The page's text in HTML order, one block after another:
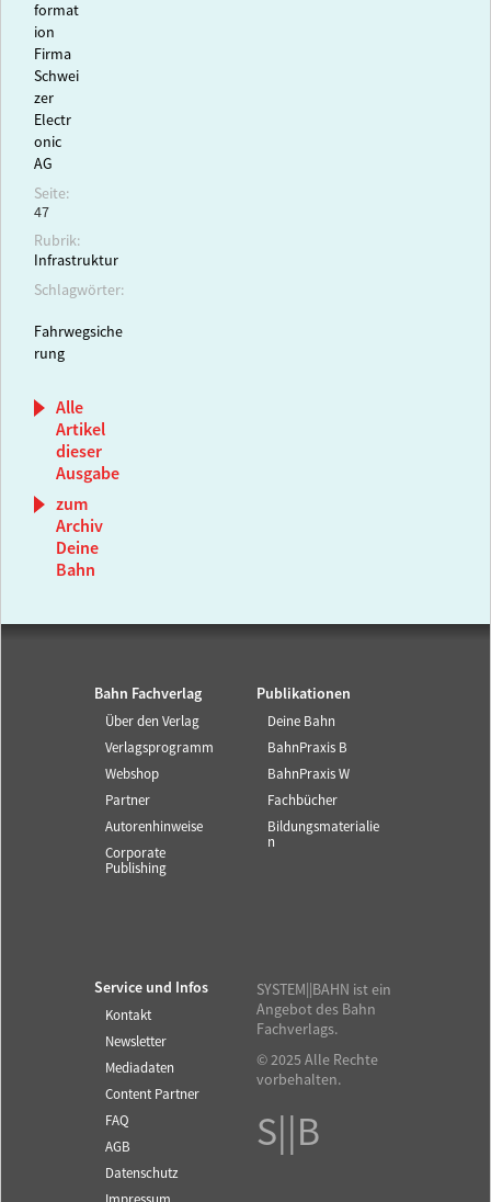
format
ion
Firma
Schwei
zer
Electr
onic
AG
Seite:
47
Rubrik:
Infrastruktur
Schlagwörter:
Fahrwegsiche
rung
Alle
Artikel
dieser
Ausgabe
zum
Archiv
Deine
Bahn
Bahn Fachverlag
Über den Verlag
Verlagsprogramm
Webshop
Partner
Autorenhinweise
Corporate
Publishing
Publikationen
Deine Bahn
BahnPraxis B
BahnPraxis W
Fachbücher
Bildungsmaterialie
n
Service und Infos
Kontakt
Newsletter
Mediadaten
Content Partner
FAQ
AGB
Datenschutz
SYSTEM||BAHN ist ein
Angebot des Bahn
Fachverlags.
© 2025 Alle Rechte
vorbehalten.
S||B